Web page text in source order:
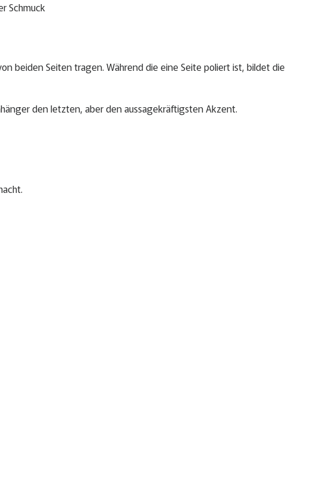
Schmuck
beiden Seiten tragen. Während die eine Seite poliert ist, bildet die
den letzten, aber den aussagekräftigsten Akzent.